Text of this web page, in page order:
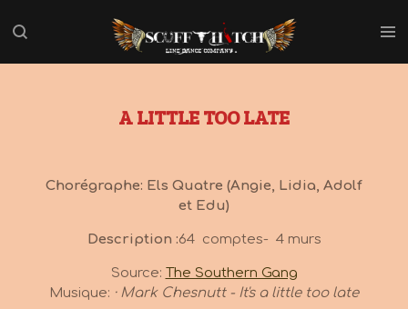
au
A LITTLE TOO LATE
Chorégraphe: Els Quatre (Angie, Lidia, Adolf
et Edu)
Description :64 comptes- 4 murs
Source: The Southern Gang
Musique: · Mark Chesnutt - It's a little too late